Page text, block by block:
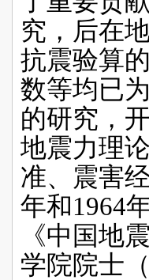
究，后在
抗震验算
数等均已
的研究，
地震力理
准、震害
年和1964
《中国地
学院院士